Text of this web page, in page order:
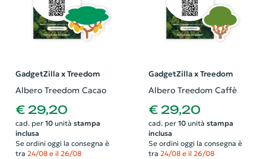
GadgetZilla x Treedom
Albero Treedom Cacao
€ 29,20
cad. per 10unità stampa
inclusa
Se ordini oggi la consegna è
tra 24/08 e il 26/08
GadgetZilla x Treedom
Albero Treedom Caffè
€ 29,20
cad. per 10unità stampa
inclusa
Se ordini oggi la consegna è
tra 24/08 e il 26/08